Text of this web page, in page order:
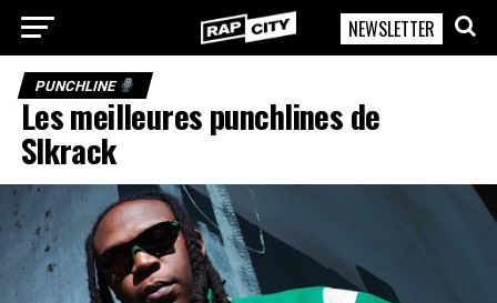
RapCity
NEWSLETTER
PUNCHLINE
Les meilleures punchlines de
Slkrack